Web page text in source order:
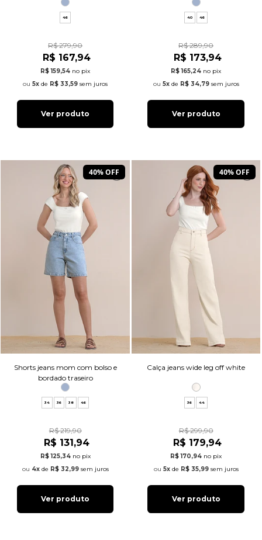
46
R$ 279,90
R$ 167,94
R$ 159,54 no pix
5x de R$ 33,59 sem juros
Ver produto
40 46
R$ 289,90
R$ 173,94
R$ 165,24 no pix
5xde R$ 34,79sem juros
Ver produto
40% OFF
Shorts jeans mom com bolso e
bordado traseiro
34 36 38 46
R$ 219,90
R$ 131,94
R$ 125,34 no pix
4xde R$ 32,99sem juros
Ver produto
40% OFF
Calça jeans wide leg off white
36 44
R$ 299,90
R$ 179,94
R$ 170,94 no pix
5xde R$ 35,99sem juros
Ver produto